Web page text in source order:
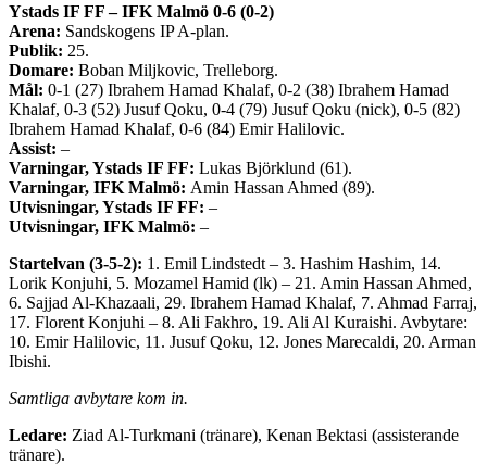
Ystads IF FF – IFK Malmö 0-6 (0-2)
Arena: Sandskogens IP A-plan.
Publik: 25.
Domare: Boban Miljkovic, Trelleborg.
Mål: 0-1 (27) Ibrahem Hamad Khalaf, 0-2 (38) Ibrahem Hamad
Khalaf, 0-3 (52) Jusuf Qoku, 0-4 (79) Jusuf Qoku (nick), 0-5 (82)
Ibrahem Hamad Khalaf, 0-6 (84) Emir Halilovic.
Assist: –
Varningar, Ystads IF FF: Lukas Björklund (61).
Varningar, IFK Malmö: Amin Hassan Ahmed (89).
Utvisningar, Ystads IF FF: –
Utvisningar, IFK Malmö: –
Startelvan (3-5-2): 1. Emil Lindstedt – 3. Hashim Hashim, 14.
Lorik Konjuhi, 5. Mozamel Hamid (lk) – 21. Amin Hassan Ahmed,
6. Sajjad Al-Khazaali, 29. Ibrahem Hamad Khalaf, 7. Ahmad Farraj,
17. Florent Konjuhi – 8. Ali Fakhro, 19. Ali Al Kuraishi. Avbytare:
10. Emir Halilovic, 11. Jusuf Qoku, 12. Jones Marecaldi, 20. Arman
Ibishi.
Samtliga avbytare kom in.
Ledare: Ziad Al-Turkmani (tränare), Kenan Bektasi (assisterande
tränare).